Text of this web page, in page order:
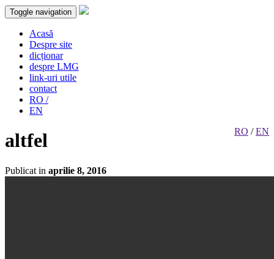
Toggle navigation
Acasă
Despre site
dicționar
despre LMG
link-uri utile
contact
RO /
EN
RO /EN
altfel
Publicat in aprilie 8, 2016